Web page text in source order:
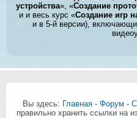
устройства», «Создание
и и весь курс «Создание игр
и в 5-й версии),
Вы здесь: Главная - Форум -
правильно хранить ссылки на